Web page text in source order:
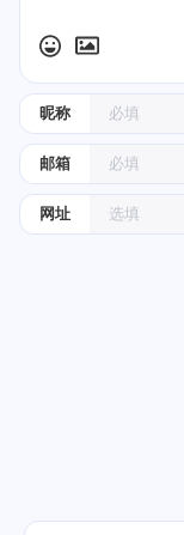
昵称
邮箱
网址